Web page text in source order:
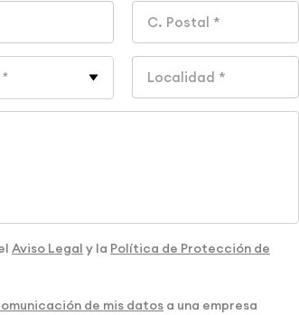
Aviso Legal y la Política de Protección de
de mis datos a una empresa